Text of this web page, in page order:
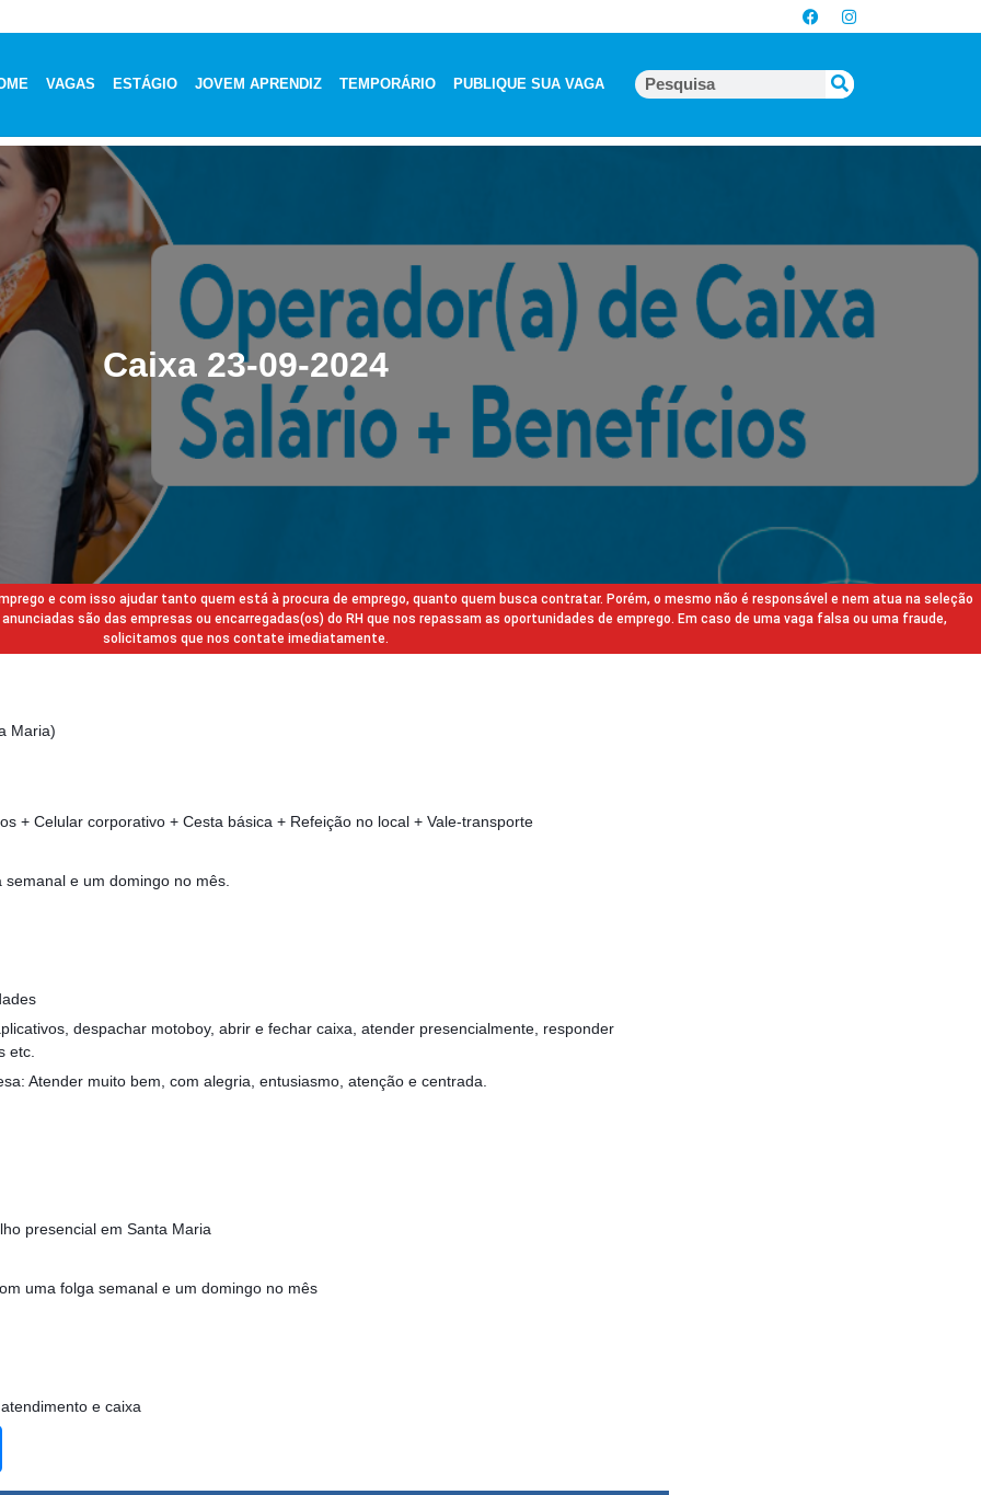
VAGAS ESTÁGIO JOVEM APRENDIZ TEMPORÁRIO PUBLIQUE SUA VAGA
Caixa 23-09-2024
e com isso ajudar tanto quem está à procura de emprego, quanto quem busca contratar. Porém, o mesmo não é responsável e nem atua na seleção
são das empresas ou encarregadas(os) do RH que nos repassam as oportunidades de emprego. Em caso de uma vaga falsa ou uma fraude,
solicitamos que nos contate imediatamente.
Maria)
+ Celular corporativo + Cesta básica + Refeição no local + Vale-transporte
e um domingo no mês.
despachar motoboy, abrir e fechar caixa, atender presencialmente, responder
etc.
Atender muito bem, com alegria, entusiasmo, atenção e centrada.
presencial em Santa Maria
uma folga semanal e um domingo no mês
e caixa